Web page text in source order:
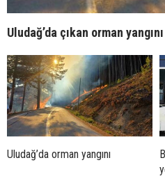
Uludağ’da çıkan orman
Uludağ’da orman yangını